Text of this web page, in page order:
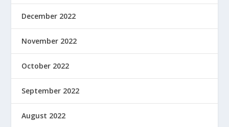
December 2022
November 2022
October 2022
September 2022
August 2022